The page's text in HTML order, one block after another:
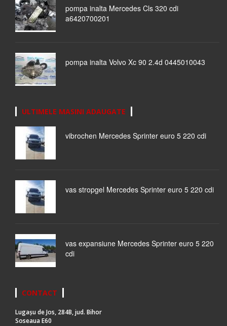
pompa inalta Mercedes Cls 320 cdi
a6420700201
pompa inalta Volvo Xc 90 2.4d 0445010043
ULTIMELE MASINI ADAUGATE
vibrochen Mercedes Sprinter euro 5 220 cdi
vas stropgel Mercedes Sprinter euro 5 220 cdi
vas expansiune Mercedes Sprinter euro 5 220
cdi
CONTACT
Lugașu de Jos, 284B, jud. Bihor
Soseaua E60